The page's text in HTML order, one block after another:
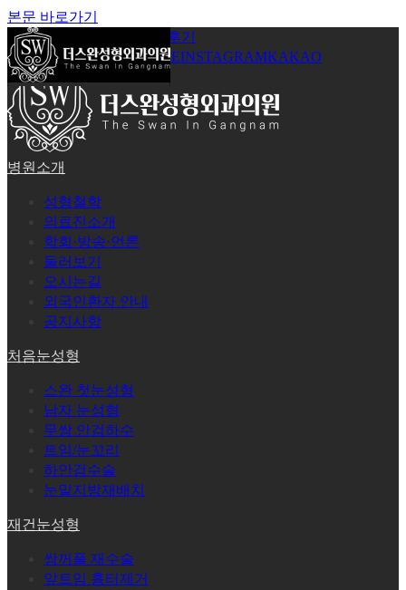
본문 바로가기
공지사항
시술후기
로그인회원가입YOUTUBEINSTAGRAMKAKAO
병원소개
성형철학
의료진소개
학회·방송·언론
둘러보기
오시는길
외국인환자 안내
공지사항
처음눈성형
스완 첫눈성형
남자 눈성형
무쌍 안검하수
트임/눈꼬리
하안검수술
눈밑지방재배치
재건눈성형
쌍꺼풀 재수술
앞트임 흉터제거